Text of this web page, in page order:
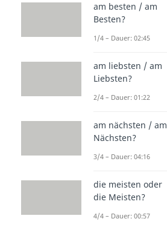
am besten / am
Besten?
1/4 – Dauer: 02:45
am liebsten / am
Liebsten?
2/4 – Dauer: 01:22
am nächsten / am
Nächsten?
3/4 – Dauer: 04:16
die meisten oder
die Meisten?
4/4 – Dauer: 00:57